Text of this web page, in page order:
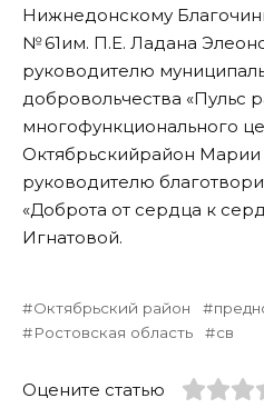
Нижнедонскому
№ 61им. П.Е. Ладана
руководителю
добровольчества «Пульс
многофункционального
Октябрьскийрайон Марии
руководителю
«Доброта от сердца к
Игнатовой.
Октябрьский район
Ростовская область
св
Оцените статью